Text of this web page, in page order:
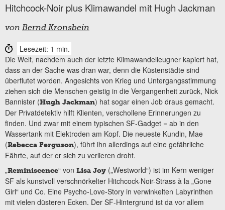
Hitchcock-Noir plus Klimawandel mit Hugh Jackman
von Bernd Kronsbein
Lesezeit: 1 min.
Die Welt, nachdem auch der letzte Klimawandelleugner kapiert hat,
dass an der Sache was dran war, denn die Küstenstädte sind
überflutet worden. Angesichts von Krieg und Untergangsstimmung
ziehen sich die Menschen geistig in die Vergangenheit zurück, Nick
Bannister (Hugh Jackman) hat sogar einen Job draus gemacht.
Der Privatdetektiv hilft Klienten, verschollene Erinnerungen zu
finden. Und zwar mit einem typischen SF-Gadget = ab in den
Wassertank mit Elektroden am Kopf. Die neueste Kundin, Mae
(Rebecca Ferguson), führt ihn allerdings auf eine gefährliche
Fährte, auf der er sich zu verlieren droht.
„Reminiscence“ von Lisa Joy („Westworld“) ist im Kern weniger
SF als kunstvoll verschnörkelter Hitchcock-Noir-Strass à la „Gone
Girl“ und Co. Eine Psycho-Love-Story in verwinkelten Labyrinthen
mit vielen düsteren Ecken. Der SF-Hintergrund ist da vor allem